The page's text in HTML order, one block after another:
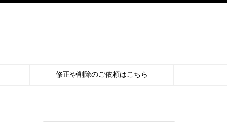
修正や削除のご依頼はこちら